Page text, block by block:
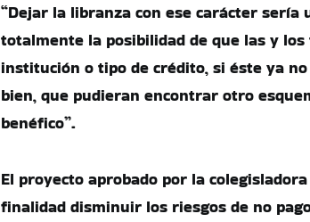
“Dejar la libranza con ese carácter
totalmente la posibilidad de que las y
institución o tipo de crédito, si éste ya
bien, que pudieran encontrar otro
benéfico”.
El proyecto aprobado por la
finalidad disminuir los riesgos de no